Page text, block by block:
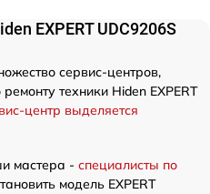
EXPERT UDC9206S
сервис-центров,
техники Hiden EXPERT
центр выделяется
мастера - специалисты по
модель EXPERT